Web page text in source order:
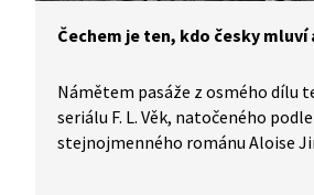
Čechem je ten, kdo česky mluví
Námětem pasáže z osmého dílu
seriálu F. L. Věk, natočeného podle
stejnojmenného románu Aloise